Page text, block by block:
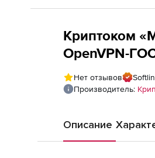
Криптоком
OpenVPN-
Нет отзывов
Производитель:
Описание